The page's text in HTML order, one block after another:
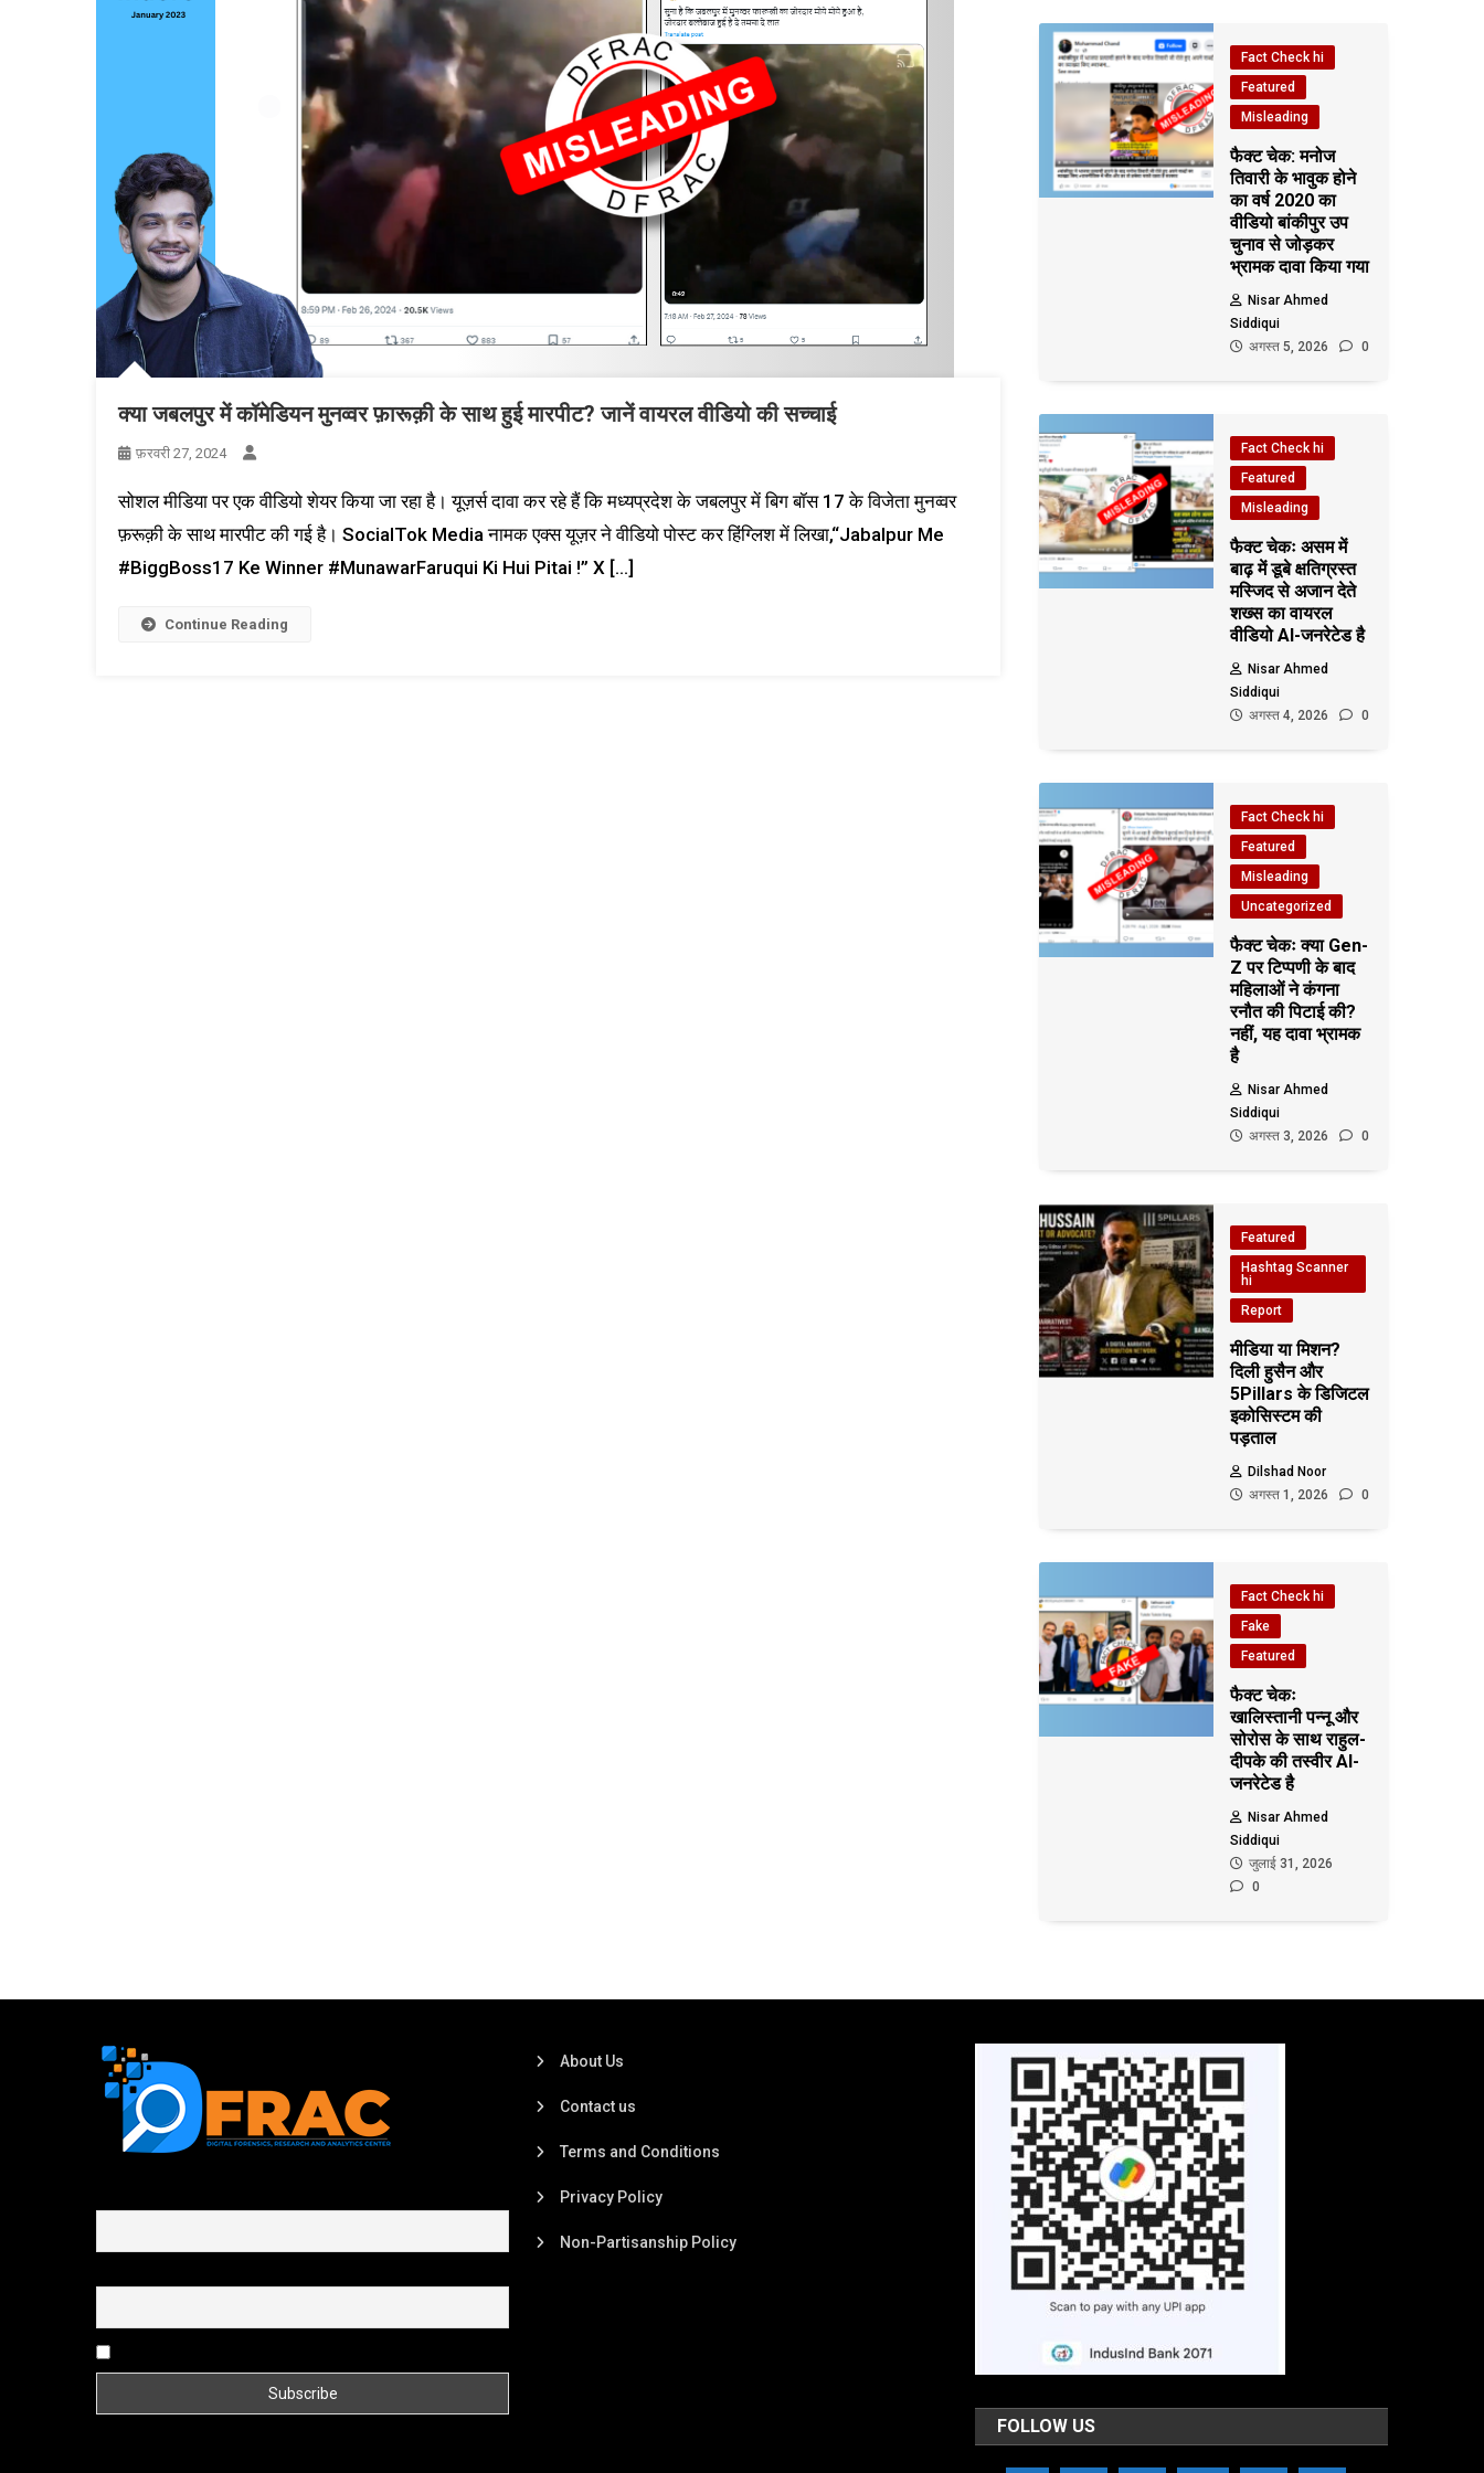
क्या जबलपुर में कॉमेडियन मुनव्वर फ़ारूक़ी के साथ हुई मारपीट? जानें वायरल वीडियो की सच्चाई
फ़रवरी 27, 2024
सोशल मीडिया पर एक वीडियो शेयर किया जा रहा है। यूज़र्स दावा कर रहे हैं कि मध्यप्रदेश के जबलपुर में बिग बॉस 17 के विजेता मुनव्वर
फ़रूक़ी के साथ मारपीट की गई है। SocialTok Media नामक एक्स यूज़र ने वीडियो पोस्ट कर हिंग्लिश में लिखा,“Jabalpur Me
#BiggBoss17 Ke Winner #MunawarFaruqui Ki Hui Pitai !” X […]
Continue Reading
Fact Check hi
Featured
Misleading
फैक्ट चेक: मनोज
तिवारी के भावुक होने
का वर्ष 2020 का
वीडियो बांकीपुर उप
चुनाव से जोड़कर
भ्रामक दावा किया गया
Nisar Ahmed
Siddiqui
अगस्त 5, 2026
0
Fact Check hi
Featured
Misleading
फैक्ट चेकः असम में
बाढ़ में डूबे क्षतिग्रस्त
मस्जिद से अजान देते
शख्स का वायरल
वीडियो AI-जनरेटेड है
Nisar Ahmed
Siddiqui
अगस्त 4, 2026
0
Fact Check hi
Featured
Misleading
Uncategorized
फैक्ट चेकः क्या Gen-
Z पर टिप्पणी के बाद
महिलाओं ने कंगना
रनौत की पिटाई की?
नहीं, यह दावा भ्रामक
है
Nisar Ahmed
Siddiqui
अगस्त 3, 2026
0
Featured
Hashtag Scanner
hi
Report
मीडिया या मिशन?
दिली हुसैन और
5Pillars के डिजिटल
इकोसिस्टम की
पड़ताल
Dilshad Noor
अगस्त 1, 2026
0
Fact Check hi
Fake
Featured
फैक्ट चेकः
खालिस्तानी पन्नू और
सोरोस के साथ राहुल-
दीपके की तस्वीर AI-
जनरेटेड है
Nisar Ahmed
Siddiqui
जुलाई 31, 2026
0
About Us
Contact us
Terms and Conditions
Privacy Policy
Non-Partisanship Policy
FOLLOW US